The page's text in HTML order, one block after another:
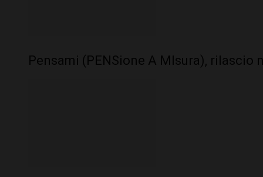
Pensami (PENSione A MIsura), rilascio